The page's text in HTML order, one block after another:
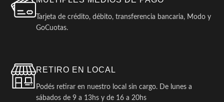
Tarjeta de crédito, débito, transferencia bancaria, Modo y
GoCuotas.
RETIRO EN LOCAL
Podés retirar en nuestro local sin cargo. De lunes a
sábados de 9 a 13hs y de 16 a 20hs